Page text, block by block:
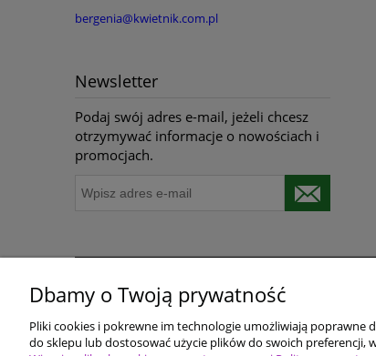
bergenia@kwietnik.com.pl
Newsletter
Podaj swój adres e-mail, jeżeli chcesz
otrzymywać informacje o nowościach i
promocjach.
Pomoc
Polityka prywatności
Terminy
Dbamy o Twoją prywatność
Pliki cookies i pokrewne im technologie umożliwiają poprawne
do sklepu lub dostosować użycie plików do swoich preferencji,